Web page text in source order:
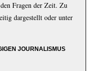
Fragen der Zeit. Zu
dargestellt oder unter
JOURNALISMUS